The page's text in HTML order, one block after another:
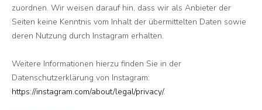
zuordnen. Wir weisen darauf hin, dass wir als Anbieter der
Seiten keine Kenntnis vom Inhalt der übermittelten Daten sowie
deren Nutzung durch Instagram erhalten.
Weitere Informationen hierzu finden Sie in der
Datenschutzerklärung von Instagram:
https://instagram.com/about/legal/privacy/.